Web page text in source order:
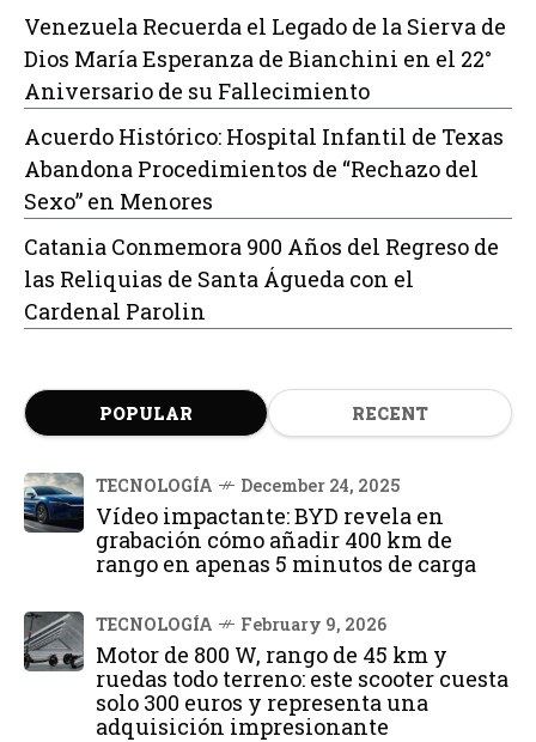
Venezuela Recuerda el Legado de la Sierva de
Dios María Esperanza de Bianchini en el 22°
Aniversario de su Fallecimiento
Acuerdo Histórico: Hospital Infantil de Texas
Abandona Procedimientos de “Rechazo del
Sexo” en Menores
Catania Conmemora 900 Años del Regreso de
las Reliquias de Santa Águeda con el
Cardenal Parolin
POPULAR RECENT
TECNOLOGÍA December 24, 2025
Vídeo impactante: BYD revela en
grabación cómo añadir 400 km de
rango en apenas 5 minutos de carga
TECNOLOGÍA February 9, 2026
Motor de 800 W, rango de 45 km y
ruedas todo terreno: este scooter cuesta
solo 300 euros y representa una
adquisición impresionante